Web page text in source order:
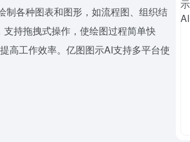
制各种图表和图形，如流程图、组织结
持拖拽式操作，使绘图过程简单快
高工作效率。亿图图示AI支持多平台使